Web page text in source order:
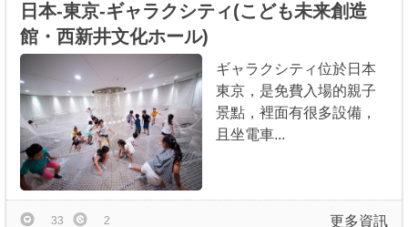
日本-東京-ギャラクシティ(こども未来創造
館・西新井文化ホール)
ギャラクシティ位於日本
東京，是免費入場的親子
景點，裡面有很多設備，
且坐電車...
更多資訊
33 2